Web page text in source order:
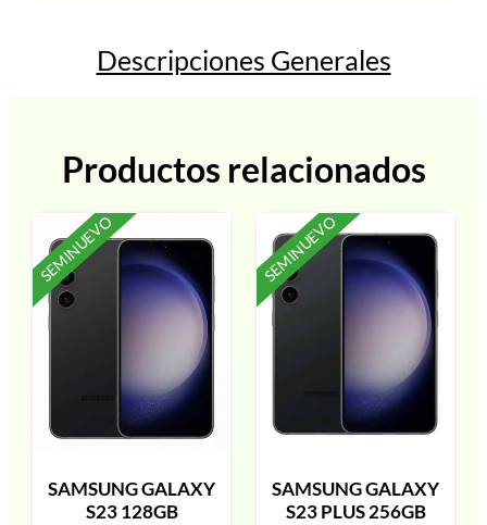
Descripciones Generales
Productos relacionados
SEMINUEVO
SAMSUNG GALAXY
S23 128GB
SEMINUEVO
SAMSUNG GALAXY
S23 PLUS 256GB